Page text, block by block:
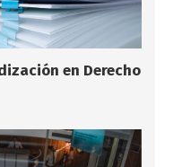
en Derecho